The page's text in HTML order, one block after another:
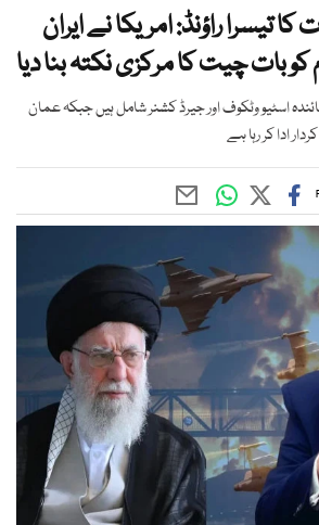
تیسرا راؤنڈ: امریکا نے ایران
کو بات چیت کا مرکزی نکتہ بنا دیا
اسٹیو وٹکوف اور جیرڈ کشنر شامل ہیں جبکہ عمان
ادا کر رہا ہے